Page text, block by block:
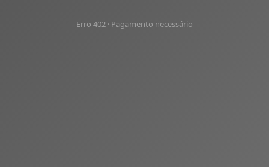
Erro 402 · Pagamento necessário